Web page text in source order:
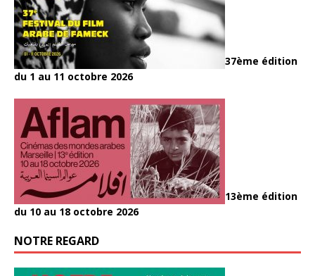
37ème édition
du 1 au 11 octobre 2026
13ème édition
du 10 au 18 octobre 2026
NOTRE REGARD